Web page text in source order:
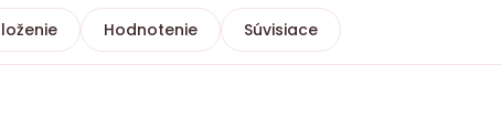
Hodnotenie Súvisiace